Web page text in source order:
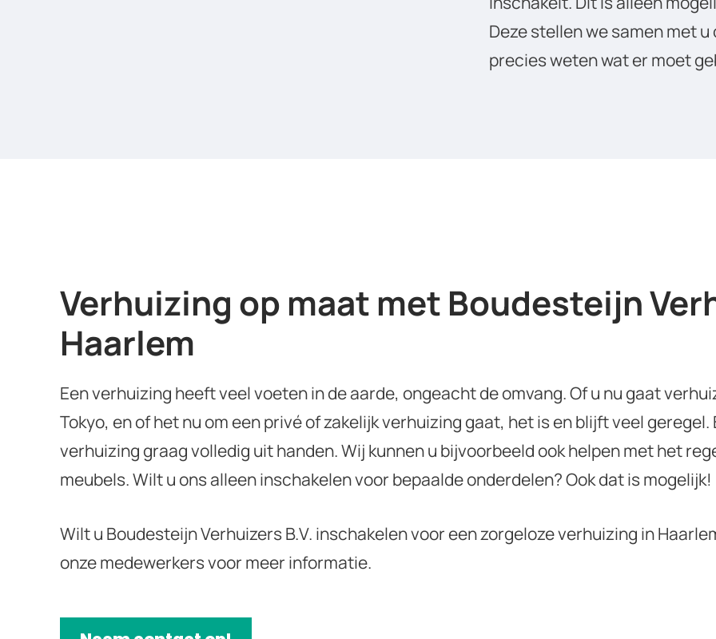
Deze stellen we samen met
precies weten wat er moet
Verhuizing op maat met Boudesteijn
Haarlem
Een verhuizing heeft veel voeten in de aarde, ongeacht de omvang. Of u nu gaat
Tokyo, en of het nu om een privé of zakelijk verhuizing gaat, het is en blijft veel
verhuizing graag volledig uit handen. Wij kunnen u bijvoorbeeld ook helpen met het
meubels. Wilt u ons alleen inschakelen voor bepaalde onderdelen? Ook dat is mogelijk!
Wilt u Boudesteijn Verhuizers B.V. inschakelen voor een zorgeloze verhuizing in
onze medewerkers voor meer informatie.